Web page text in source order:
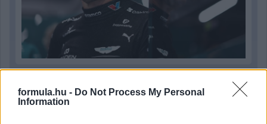
formula.hu - Do Not Process My Personal
InformationLassuló fejlesztési ütemre számít a Red Bull